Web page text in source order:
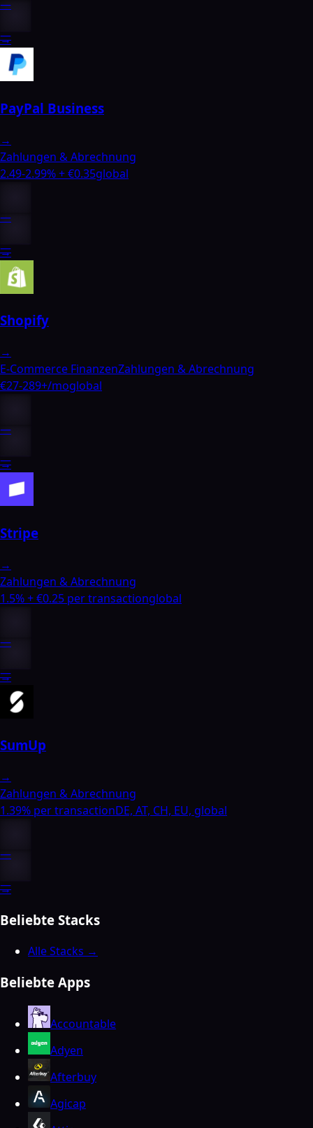
—
—
→
PayPal Business
→
Zahlungen & Abrechnung
2.49-2.99% + €0.35global
—
—
→
Shopify
→
E-Commerce FinanzenZahlungen & Abrechnung
€27-289+/moglobal
—
—
→
Stripe
→
Zahlungen & Abrechnung
1.5% + €0.25 per transactionglobal
—
—
→
SumUp
→
Zahlungen & Abrechnung
1.39% per transactionDE, AT, CH, EU, global
—
—
→
Beliebte Stacks
Alle Stacks →
Beliebte Apps
Accountable
Adyen
Afterbuy
Agicap